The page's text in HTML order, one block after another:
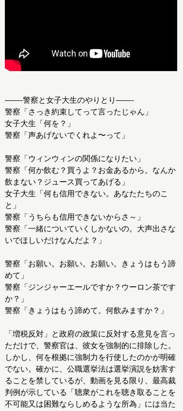
——-警察と女子大生のやりとり——-
警察「さっき約束してって言ったじゃん」
女子大生「何を？」
警察「声あげないでくれよ〜って」
警察「ウィンウィンの関係になりたい」
警察「何か飲む？買うよ？お金あるから。なんか
飲まない？ジュース買ってあげる」
女子大生「何も信用できない。あなたたちのこ
と」
警察「うちらも信用できないからさ～」
警察「一緒についていくしかないの。大声出さな
いでほしいだけなんだよ？」
警察「お願い。お願い。お願い。きょうはもう諦
めて」
警察「ジンジャーエールですか？ウーロン茶です
か？」
警察「きょうはもう諦めて。何飲みますか？」
「増税反対」と政府の政策に反対する意見を言っ
ただけで、警察官は、彼女を強制的に排除した。
しかし、何を根拠に強制力を行使したのかが明確
でない。確かに、公職選挙法は選挙演説を妨害す
ることを禁しているが、動画を見る限り、最高裁
判例が示している「聴衆がこれを聴き取ることを
不可能又は困難ならしめるような所為」には当た